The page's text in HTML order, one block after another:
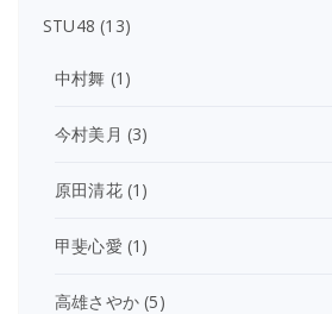
STU48 (13)
中村舞 (1)
今村美月 (3)
原田清花(1)
甲斐心愛 (1)
高雄さやか (5)